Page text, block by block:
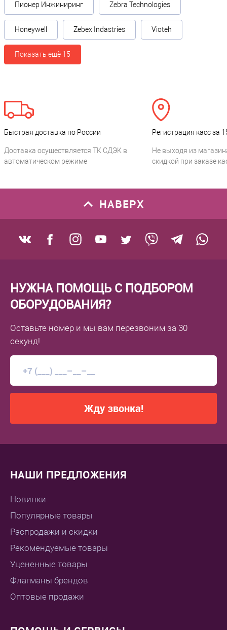
Пионер Инжиниринг Zebra Technologies
Honeywell Zebex Indastries Vioteh
Показать ещё 15
Быстрая доставка по России
Доставка осуществляется ТК СДЭК в
автоматическом режиме
Регистрация касс за
Не выходя из
скидкой при заказе
НАВЕРХ
НУЖНА ПОМОЩЬ С ПОДБОРОМ
ОБОРУДОВАНИЯ?
Оставьте номер и мы вам перезвоним за 30
секунд!
Жду звонка!
НАШИ ПРЕДЛОЖЕНИЯ
Новинки
Популярные товары
Распродажи и скидки
Рекомендуемые товары
Уцененные товары
Флагманы брендов
Оптовые продажи